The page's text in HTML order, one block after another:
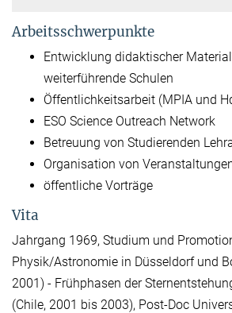
Arbeitsschwerpunkte
Entwicklung didaktischer
weiterführende Schulen
Öffentlichkeitsarbeit (MPIA und
ESO Science Outreach Network
Betreuung von Studierenden
Organisation von
öffentliche Vorträge
Vita
Jahrgang 1969, Studium und
Physik/Astronomie in Düsseldorf und
2001) - Frühphasen der
(Chile, 2001 bis 2003), Post-Doc